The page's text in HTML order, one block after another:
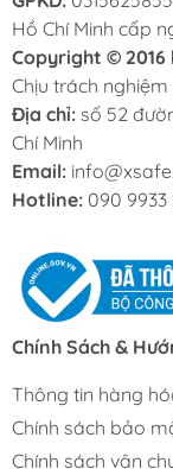
Hồ Chí Minh cấp
Copyright © 2016
Chịu trách nghiệm
Địa chỉ: số 52
Chí Minh
Email:
Hotline: 090 9933
Chính Sách &
Thông tin hàng
Chính sách bảo
Chính sách vận